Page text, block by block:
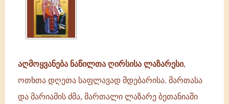
აღმოყვანება ნაწილთა ღირსისა ლაზარესი,
ოთხთა დღეთა საფლავად მდებარისა. მართასა
და მარიამის ძმა, მართალი ლაზარე ბეთანიაში